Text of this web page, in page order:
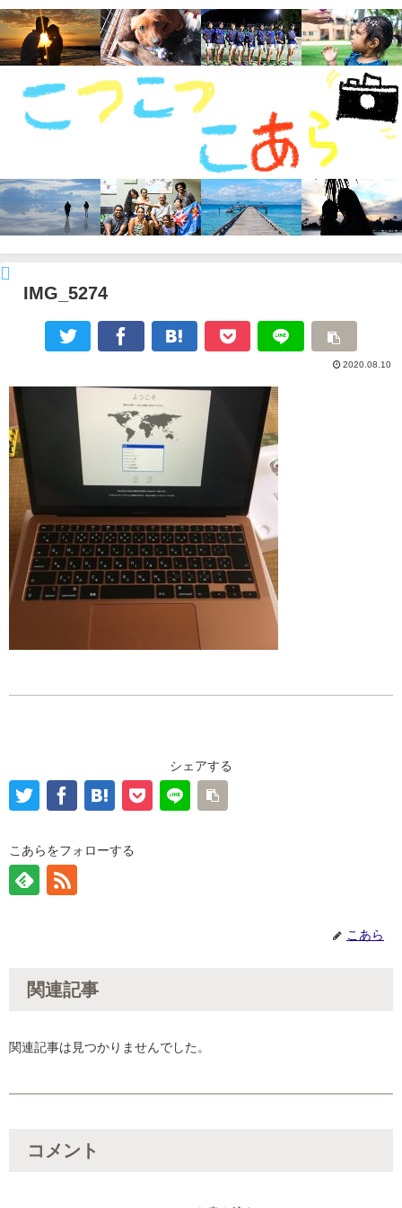
IMG_5274
2020.08.10
シェアする
こあらをフォローする
こあら
関連記事
関連記事は見つかりませんでした。
コメント